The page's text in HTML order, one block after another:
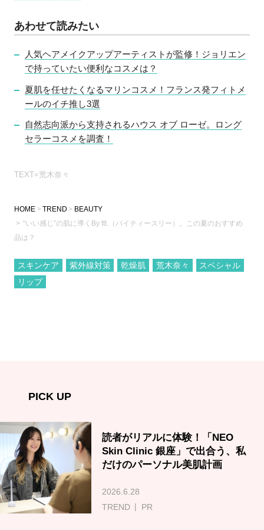
あわせて読みたい
人気ヘアメイクアップアーティストが監修！ジョリエン
で持っていたい便利なコスメは？
夏肌を任せたくなるマリンコスメ！フランス発フィトメ
ールのイチ推し3選
自然志向派から支持されるハウス オブ ローゼ。ロング
セラーコスメを調査！
TEXT=荒木奈々
HOME TREND
BEAUTY
“いい感じ”の肌に導くBy ttt.（バイティースリー）。この夏のおすすめ
品は？
スキンケア 紫外線対策 乾燥肌 荒木奈々
スペシャル
リップ
PICK UP
読者がリアルに体験！「NEO
Skin Clinic 銀座」で出合う、私
だけのパーソナル美肌計画
2026.6.28
TREND
PR